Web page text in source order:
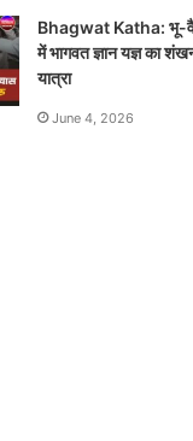
Bhagwat Katha: भू-
में भागवत ज्ञान यज्ञ का
यात्रा
June 4, 2026